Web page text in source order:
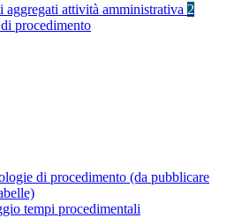
aggregati attività amministrativa 2
procedimento
di procedimento (da pubblicare
tempi procedimentali